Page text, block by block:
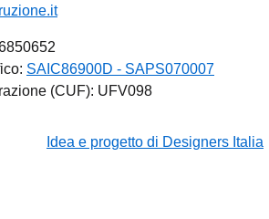
SAIC86900D - SAPS070007
(CUF): UFV098
Idea e progetto di Designers Italia